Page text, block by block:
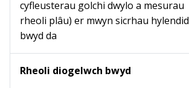
cyfleusterau golchi dwylo a mesurau
rheoli plâu) er mwyn sicrhau hylendid
bwyd da
Rheoli diogelwch bwyd